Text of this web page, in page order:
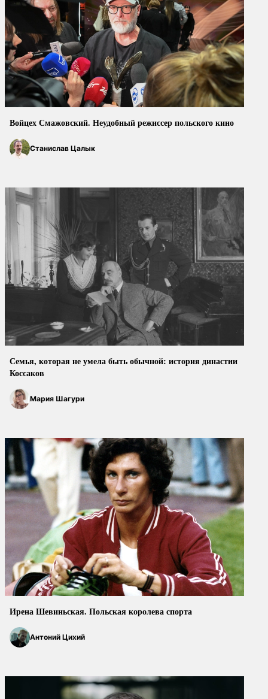
Войцех Смажовский. Неудобный режиссер польского кино
Станислав Цалык
Семья, которая не умела быть обычной: история династии
Коссаков
Мария Шагури
Ирена Шевиньская. Польская королева спорта
Антоний Цихий